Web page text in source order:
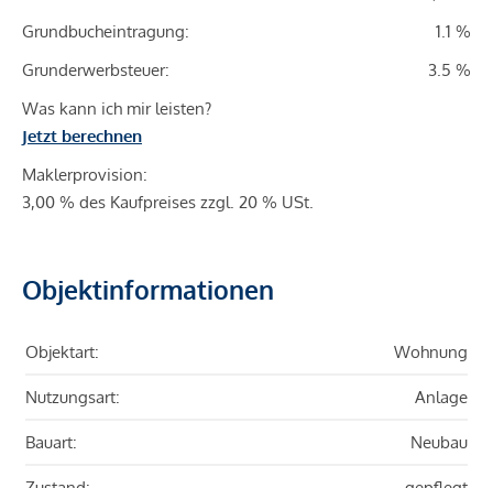
Grundbucheintragung:
1.1 %
Grunderwerbsteuer:
3.5 %
Was kann ich mir leisten?
Jetzt berechnen
Maklerprovision:
3,00 % des Kaufpreises zzgl. 20 % USt.
Objektinformationen
Objektart: Wohnung
Nutzungsart: Anlage
Bauart: Neubau